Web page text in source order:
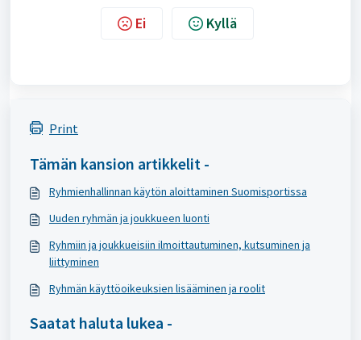
Ei Kyllä
Print
Tämän kansion artikkelit -
Ryhmienhallinnan käytön aloittaminen Suomisportissa
Uuden ryhmän ja joukkueen luonti
Ryhmiin ja joukkueisiin ilmoittautuminen, kutsuminen ja
liittyminen
Ryhmän käyttöoikeuksien lisääminen ja roolit
Saatat haluta lukea -